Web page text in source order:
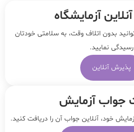
آزمایشگاه
بدون اتلاف وقت، به سلامتی خودتان
رسیدگی نمایید.
پذیرش آنلاین
جواب آزمایش
خود، آنلاین جواب‌ آن را دریافت کنید.